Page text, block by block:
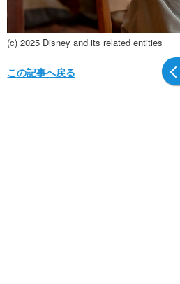
(c) 2025 Disney and its related entities
この記事へ戻る